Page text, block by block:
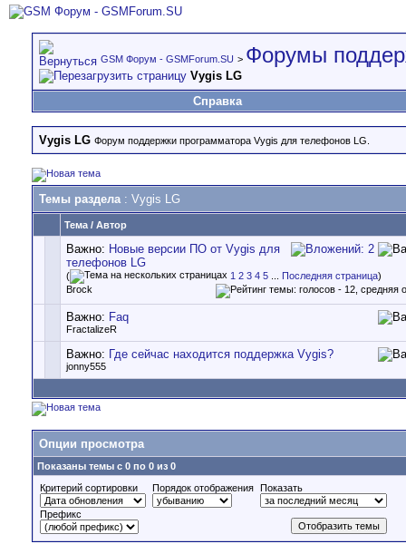
GSM Форум - GSMForum.SU > Форумы
Vygis LG
Справка
Vygis LG Форум поддержки программатора Vygis для телефонов LG.
Темы раздела: Vygis LG
Тема / Автор
Важно: Новые версии ПО от Vygis для
телефонов LG
( 1 2 3 4 5 Последняя страница)
Brock
Важно: Faq
FractalizeR
Важно: Где сейчас находится поддержка Vygis?
jonny555
Опции просмотра
Показаны темы с 0 по 0 из 0
Критерий сортировки
Порядок отображения Показать
Префикс